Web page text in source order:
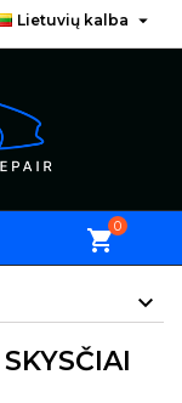
Lietuvių kalba 
shopping_cart0